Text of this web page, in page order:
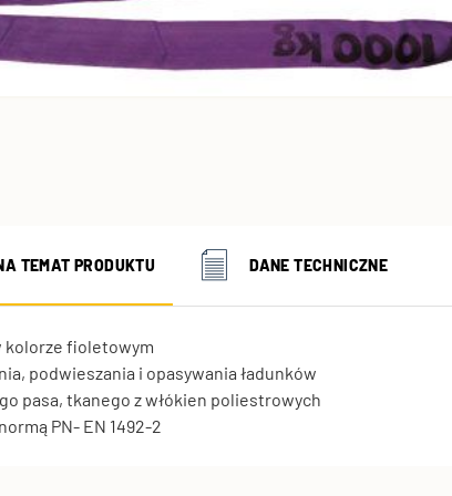
TEMAT PRODUKTU DANE TECHNICZNE
kolorze fioletowym
podwieszania i opasywania ładunków
pasa, tkanego z włókien poliestrowych
PN- EN 1492-2